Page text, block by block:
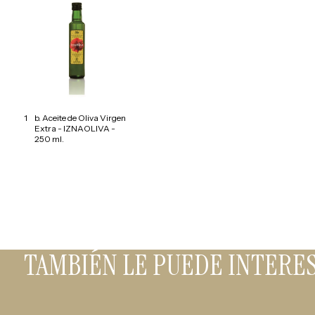
1
b. Aceite de Oliva Virgen
Extra - IZNAOLIVA -
250 ml.
TAMBIÉN LE PUEDE